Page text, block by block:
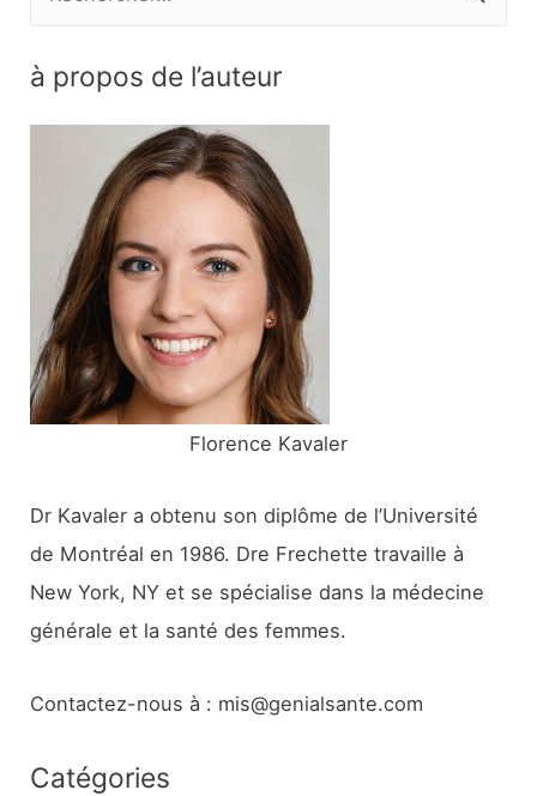
h
:
à propos de l’auteur
Florence Kavaler
Dr Kavaler a obtenu son diplôme de l’Université
de Montréal en 1986. Dre Frechette travaille à
New York, NY et se spécialise dans la médecine
générale et la santé des femmes.
Contactez-nous à : mis@genialsante.com
Catégories